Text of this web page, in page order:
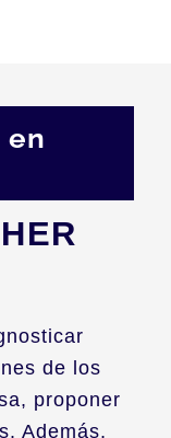
en
de los
proponer
Además,